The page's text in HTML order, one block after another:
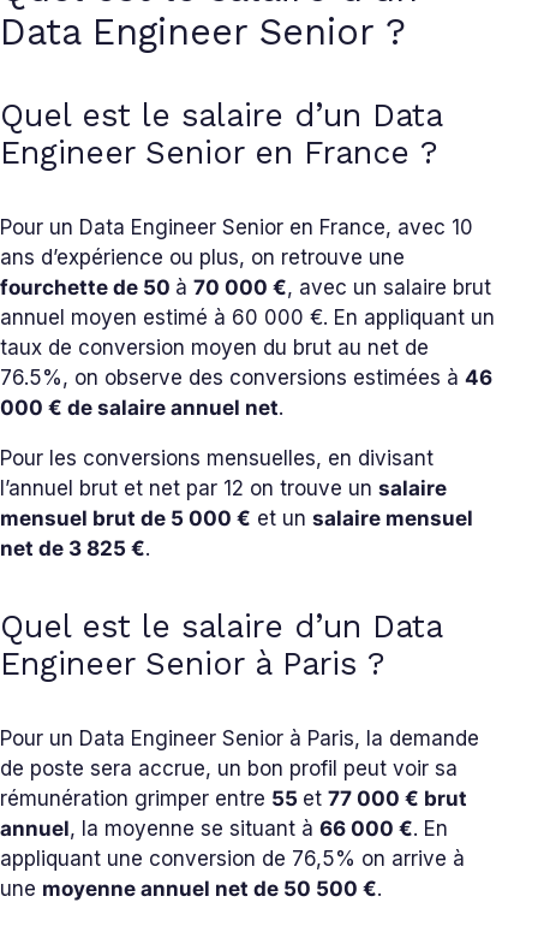
Data Engineer Senior ?
Quel est le salaire d’un Data
Engineer Senior en France ?
Pour un Data Engineer Senior en France, avec 10
ans d’expérience ou plus, on retrouve une
fourchette de 50 à 70 000 €, avec un salaire brut
annuel moyen estimé à 60 000 €. En appliquant un
taux de conversion moyen du brut au net de
76.5%, on observe des conversions estimées à 46
000 € de salaire annuel net.
Pour les conversions mensuelles, en divisant
l’annuel brut et net par 12 on trouve un salaire
mensuel brut de 5 000 € et un salaire mensuel
net de 3 825 €.
Quel est le salaire d’un Data
Engineer Senior à Paris ?
Pour un Data Engineer Senior à Paris, la demande
de poste sera accrue, un bon profil peut voir sa
rémunération grimper entre 55 et 77 000 € brut
annuel, la moyenne se situant à 66 000 €. En
appliquant une conversion de 76,5% on arrive à
une moyenne annuel net de 50 500 €.